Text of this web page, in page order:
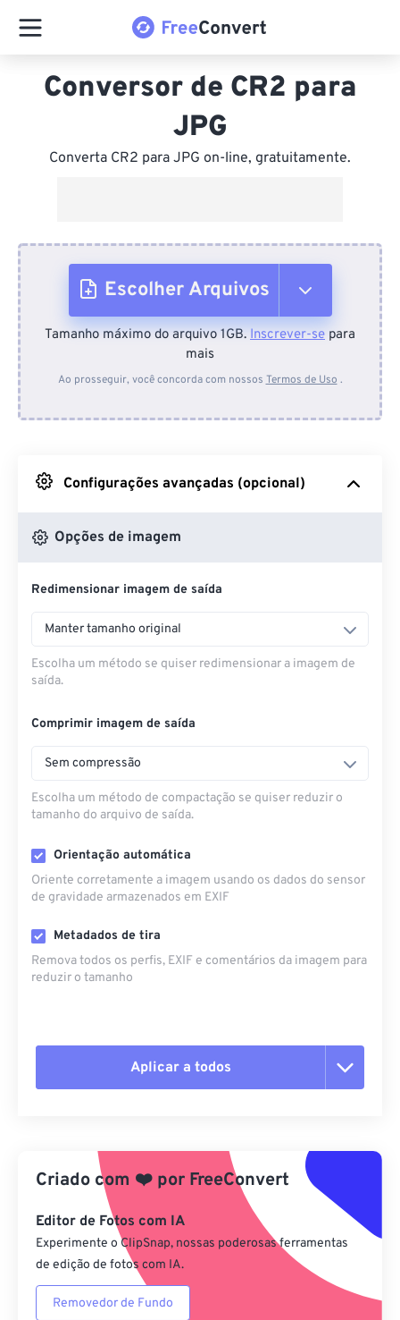
Conversor de CR2 para
JPG
Converta CR2 para JPG on-line, gratuitamente.
Escolher Arquivos
Do dispositivo
Do Google Drive
Do OneDrive
Da URL
Tamanho máximo do arquivo 1GB. Inscrever-se para
mais
Ao prosseguir, você concorda com nossos Termos de Uso .
Configurações avançadas (opcional)
Opções de imagem
Redimensionar imagem de saída
Manter tamanho original
Escolha um método se quiser redimensionar a imagem de
saída.
Comprimir imagem de saída
Sem compressão
Escolha um método de compactação se quiser reduzir o
tamanho do arquivo de saída.
Orientação automática
Oriente corretamente a imagem usando os dados do sensor
de gravidade armazenados em EXIF
Metadados de tira
Remova todos os perfis, EXIF ​​e comentários da imagem para
reduzir o tamanho
Aplicar a todos
Aplicar a partir da predefinição
Salvar como predefinição
Criado com ❤️ por FreeConvert
Editor de Fotos com IA
Experimente o ClipSnap, nossas poderosas ferramentas
de edição de fotos com IA.
Removedor de Fundo